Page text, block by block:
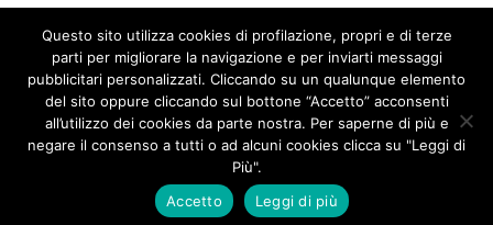
Privacy Policy
© Copyright 2017. All Rights Reserved.
Questo sito utilizza cookies di profilazione, propri e di terze
parti per migliorare la navigazione e per inviarti messaggi
pubblicitari personalizzati. Cliccando su un qualunque elemento
del sito oppure cliccando sul bottone “Accetto” acconsenti
all’utilizzo dei cookies da parte nostra. Per saperne di più e
negare il consenso a tutti o ad alcuni cookies clicca su "Leggi di
Più".
Accetto
Leggi di più